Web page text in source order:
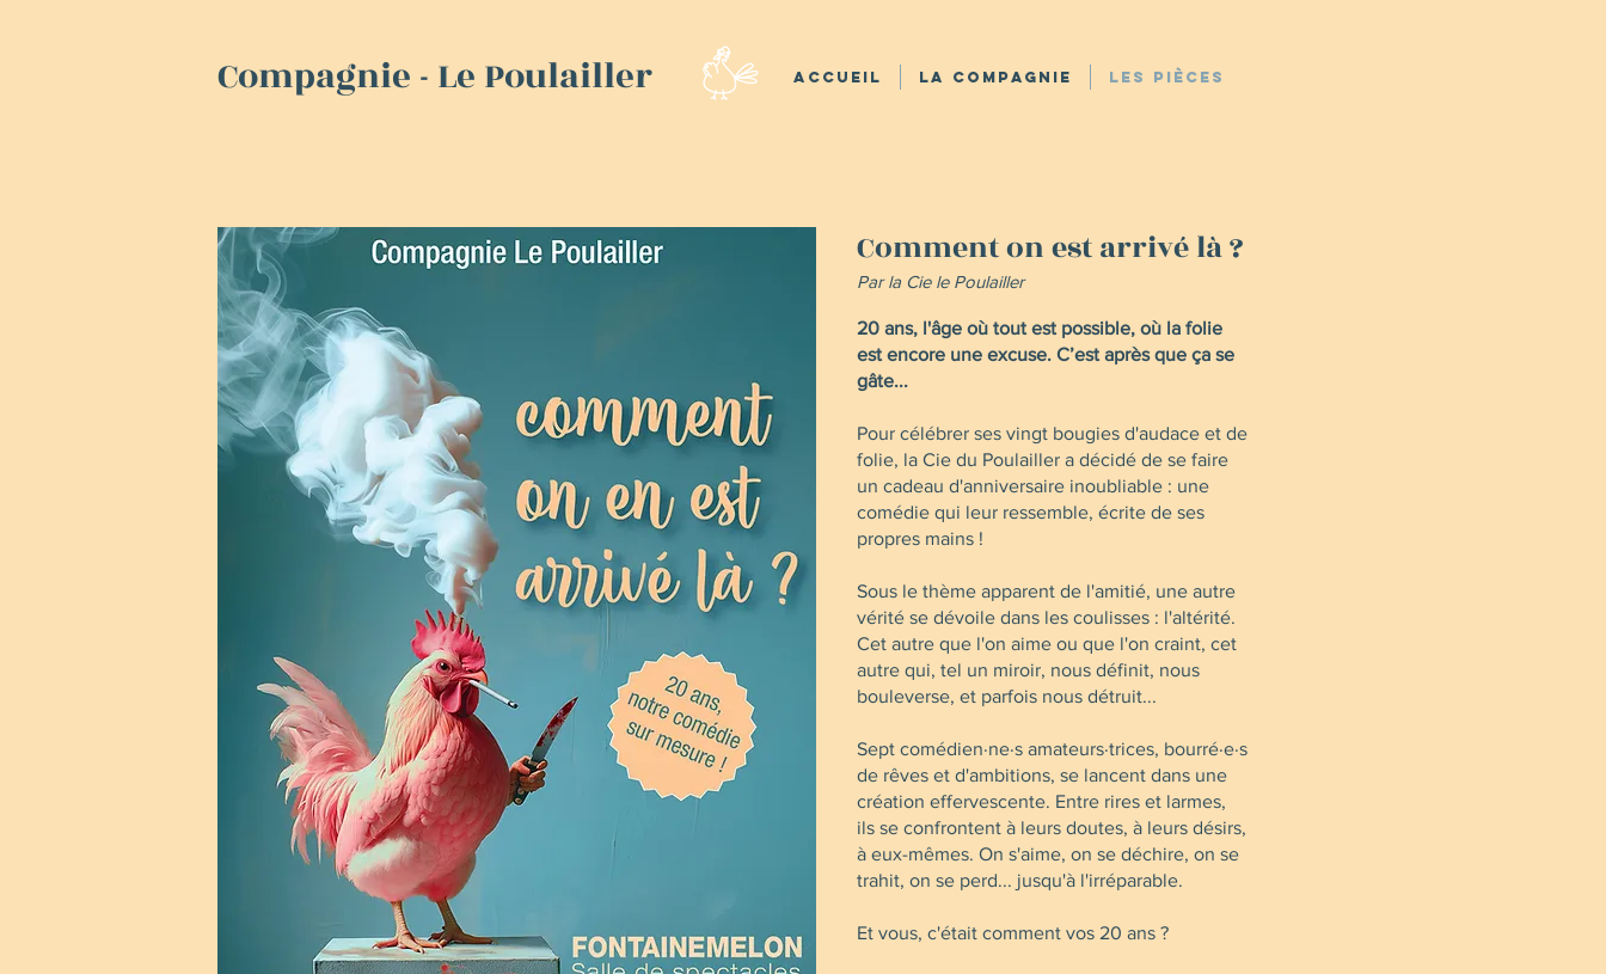
Accueil La Compagnie Les Pièces
Comment on est arrivé là ?
Par la Cie le Poulailler
20 ans, l'âge où tout est possible, où la folie
est encore une excuse. C’est après que ça se
gâte...
Pour célébrer ses vingt bougies d'audace et de
folie, la Cie du Poulailler a décidé de se faire
un cadeau d'anniversaire inoubliable : une
comédie qui leur ressemble, écrite de ses
propres mains !
Sous le thème apparent de l'amitié, une autre
vérité se dévoile dans les coulisses : l'altérité.
Cet autre que l'on aime ou que l'on craint, cet
autre qui, tel un miroir, nous définit, nous
bouleverse, et parfois nous détruit...
Sept comédien·ne·s amateurs·trices, bourré·e·s
de rêves et d'ambitions, se lancent dans une
création effervescente. Entre rires et larmes,
ils se confrontent à leurs doutes, à leurs désirs,
à eux-mêmes. On s'aime, on se déchire, on se
trahit, on se perd... jusqu'à l'irréparable.
Et vous, c'était comment vos 20 ans ?
Compagnie - Le Poulailler